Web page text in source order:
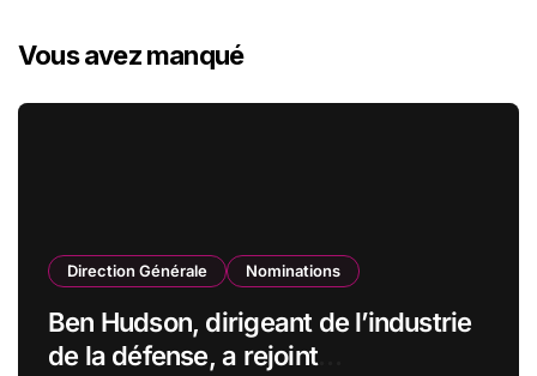
Vous avez manqué
Direction Générale Nominations
Ben Hudson, dirigeant de l’industrie
de la défense, a rejoint